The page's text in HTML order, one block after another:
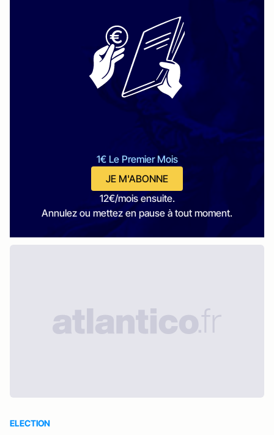
1€ Le Premier Mois
JE M'ABONNE
12€/mois ensuite.
Annulez ou mettez en pause à tout moment.
ELECTION